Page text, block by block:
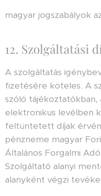
magyar jogszabályok
12. Szolgáltatási
A szolgáltatás
fizetésére köteles. A
szóló tájékoztatókban,
elektronikus levélben
feltüntetett díjak
pénzneme magyar
Általános Forgalmi
Szolgáltató alanyi
alanyként végzi